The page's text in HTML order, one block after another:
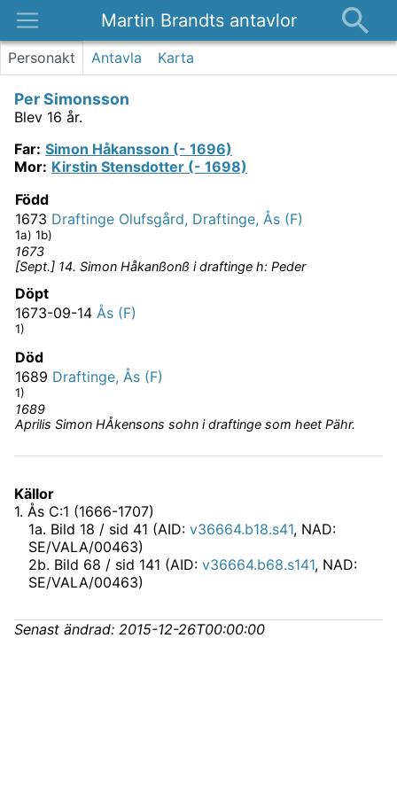
Martin Brandts antavlor
Platser
Om
Kontakt
Personakt Antavla Karta
Per Simonsson
Blev 16 år.
Far: Simon Håkansson (- 1696)
Mor: Kirstin Stensdotter (- 1698)
Född
1673 Draftinge Olufsgård, Draftinge, Ås (F)
1a) 1b)
1673
[Sept.] 14. Simon Håkanßonß i draftinge h: Peder
Döpt
1673-09-14 Ås (F)
1)
Död
1689 Draftinge, Ås (F)
1)
1689
Aprilis Simon HÅkensons sohn i draftinge som heet Pähr.
Källor
1. Ås C:1 (1666-1707)
1a. Bild 18 / sid 41 (AID: v36664.b18.s41, NAD:
SE/VALA/00463)
2b. Bild 68 / sid 141 (AID: v36664.b68.s141, NAD:
SE/VALA/00463)
Senast ändrad: 2015-12-26T00:00:00